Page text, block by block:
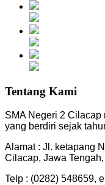
Tentang Kami
SMA Negeri 2 Cilacap
yang berdiri sejak
Alamat : Jl. ketapang
Cilacap, Jawa
Telp : (0282) 548659,